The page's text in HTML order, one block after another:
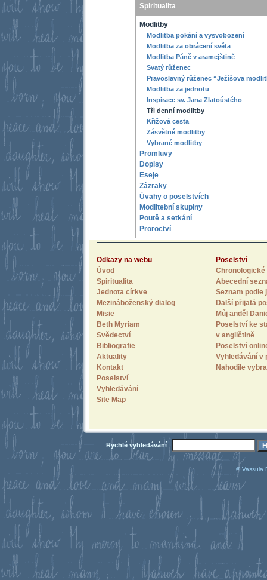
Spiritualita
Modlitby
Modlitba pokání a vysvobození
Modlitba za obrácení světa
Modlitba Páně v aramejštině
Svatý růženec
Pravoslavný růženec “Ježíšova
Modlitba za jednotu
Inspirace sv. Jana Zlatoústého
Tři denní modlitby
Křižová cesta
Zásvětné modlitby
Vybrané modlitby
Promluvy
Dopisy
Eseje
Zázraky
Úvahy o poselstvích
Modlitební skupiny
Poutě a setkání
Proroctví
Odkazy na webu
Úvod
Spiritualita
Jednota církve
Mezináboženský dialog
Misie
Beth Myriam
Svědectví
Bibliografie
Aktuality
Kontakt
Poselství
Vyhledávání
Site Map
Poselství
Chronologické
Abecední
Seznam
Další přijatá
Můj anděl
Poselství ke
v angličtině
Poselství
Vyhledávání v
Nahodile
Rychlé vyhledávání
© Vassula